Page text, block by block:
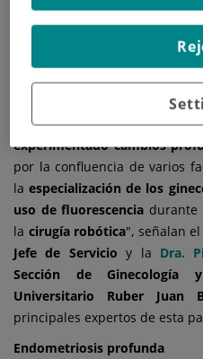
Lossíntomas más
menstruación difícil y
doloroso-, la disquexia -
menstrual- y la disuria -dolor o
l tratamiento
experimentado cambios
por la confluencia de varios
laespecialización de los
uso de fluorescencia
la cirugía robótica", señalan el
Jefe de Servicioy la Dra.
Sección de Ginecología
Universitario Ruber Juan
principales expertos de esta
Endometriosis profunda